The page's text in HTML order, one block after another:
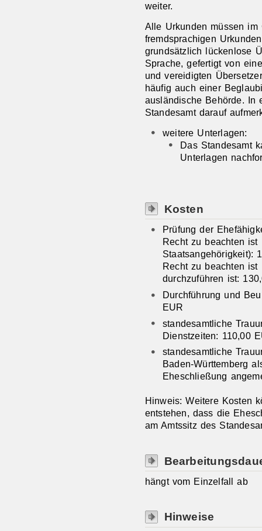
weiter.
Alle Urkunden müssen
fremdsprachigen
grundsätzlich lückenlose
Sprache, gefertigt von
und vereidigten
häufig auch einer
ausländische Behörde.
Standesamt darauf
weitere Unterlagen:
​​​​​​​Das Standesamt
Unterlagen
Kosten
Prüfung der
Recht zu beachten
Staatsangehörigkeit):
Recht zu beachten ist
durchzuführen ist:
Durchführung und
EUR
standesamtliche
Dienstzeiten: 110,00
standesamtliche
Baden-Württemberg
Eheschließung
Hinweis: Weitere Kosten
entstehen, dass die
am Amtssitz des
hängt vom Einzelfall ab
Hinweise